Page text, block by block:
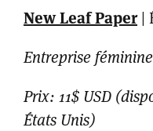
New Leaf Paper|
Entreprise
Prix: 11$ USD
États Unis)